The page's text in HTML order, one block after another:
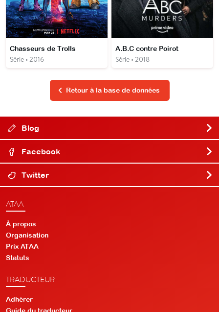
Chasseurs de Trolls
Série • 2016
A.B.C contre Poirot
Série • 2018
Retour à la base de données
Blog
Facebook
Twitter
ATAA
À propos
Organisation
Prix ATAA
Statuts
TRADUCTEUR
Adhérer
Guide du traducteur